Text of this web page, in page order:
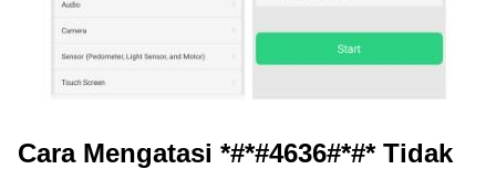
Cara Mengatasi *#*#4636#*#* Tidak